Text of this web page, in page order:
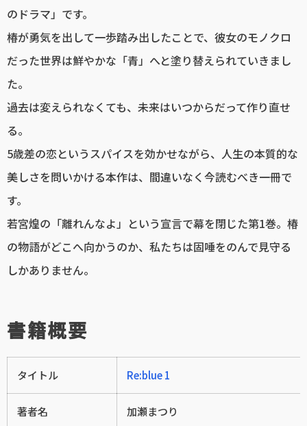
のドラマ」です。
椿が勇気を出して一歩踏み出したことで、彼女のモノクロ
だった世界は鮮やかな「青」へと塗り替えられていきまし
た。
過去は変えられなくても、未来はいつからだって作り直せ
る。
5歳差の恋というスパイスを効かせながら、人生の本質的な
美しさを問いかける本作は、間違いなく今読むべき一冊で
す。
若宮煌の「離れんなよ」という宣言で幕を閉じた第1巻。椿
の物語がどこへ向かうのか、私たちは固唾をのんで見守る
しかありません。
書籍概要
タイトル Re:blue 1
著者名 加瀬まつり